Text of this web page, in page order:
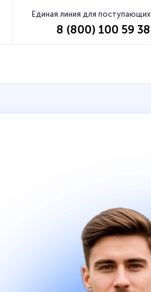
Единая линия для поступающих
8 (800) 100 59 38